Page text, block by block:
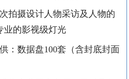
摄设计人物采访及人物的
业的影视级灯光
数据盘100套（含封底封面